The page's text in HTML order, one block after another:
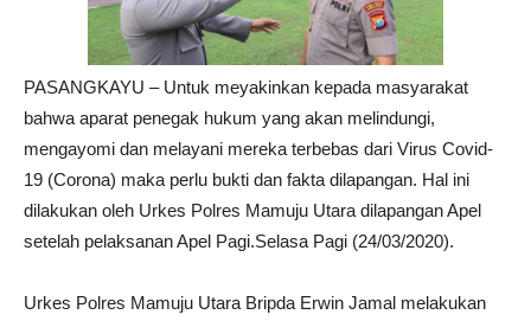
PASANGKAYU – Untuk meyakinkan kepada masyarakat
bahwa aparat penegak hukum yang akan melindungi,
mengayomi dan melayani mereka terbebas dari Virus Covid-
19 (Corona) maka perlu bukti dan fakta dilapangan. Hal ini
dilakukan oleh Urkes Polres Mamuju Utara dilapangan Apel
setelah pelaksanan Apel Pagi.Selasa Pagi (24/03/2020).
Urkes Polres Mamuju Utara Bripda Erwin Jamal melakukan